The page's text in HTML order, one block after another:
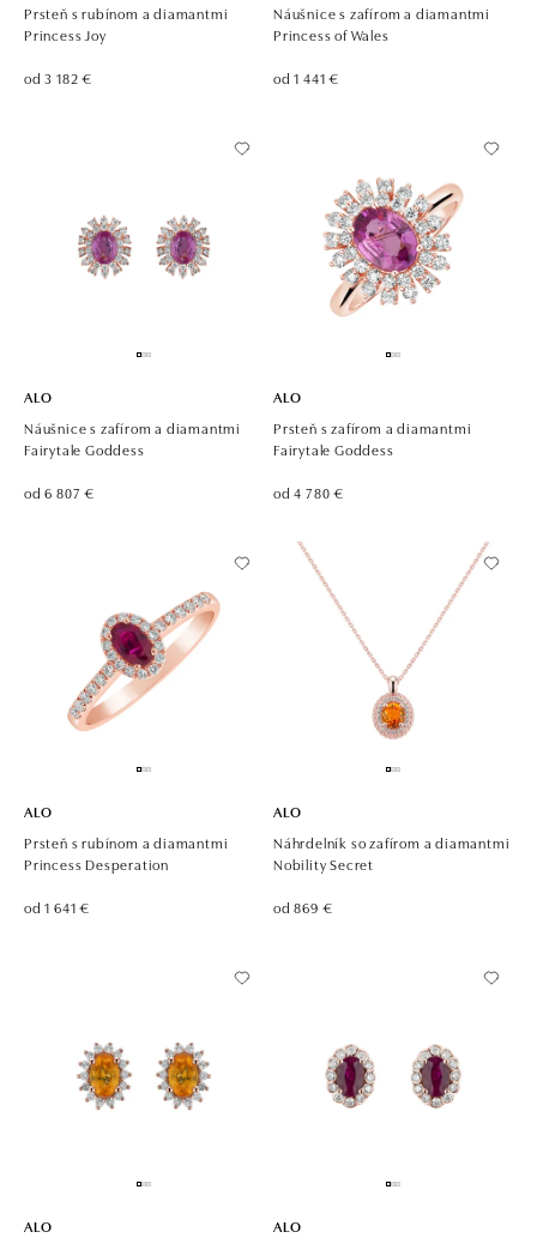
Prsteň s rubínom a diamantmi
Princess Joy
od 3 182 €
Náušnice s zafírom a diamantmi
Princess of Wales
od 1 441 €
ALO
Náušnice s zafírom a diamantmi
Fairytale Goddess
od 6 807 €
ALO
Prsteň s zafírom a diamantmi
Fairytale Goddess
od 4 780 €
ALO
Prsteň s rubínom a diamantmi
Princess Desperation
od 1 641 €
ALO
Náhrdelník so zafírom a diamantmi
Nobility Secret
od 869 €
ALO
ALO